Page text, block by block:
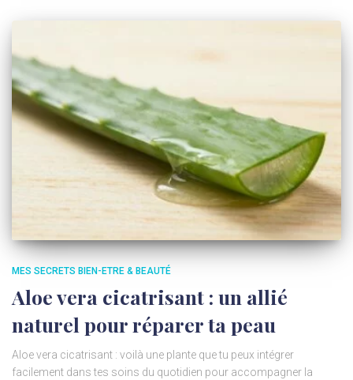
MES SECRETS BIEN-ETRE & BEAUTÉ
Aloe vera cicatrisant : un allié
naturel pour réparer ta peau
Aloe vera cicatrisant : voilà une plante que tu peux intégrer
facilement dans tes soins du quotidien pour accompagner la